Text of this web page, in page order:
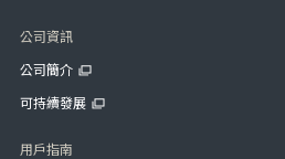
公司資訊
公司簡介
可持續發展
用戶指南